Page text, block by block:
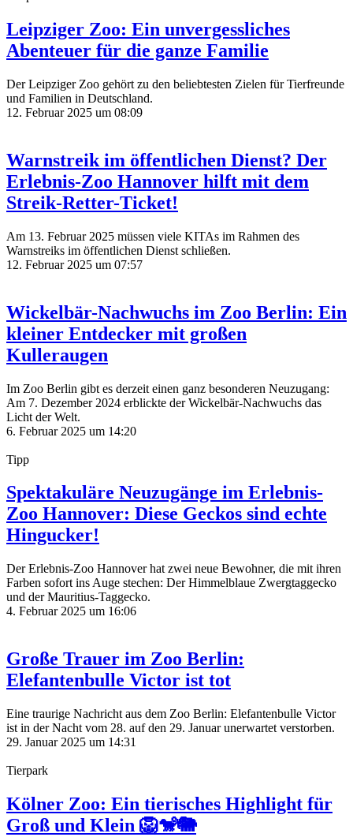
Leipziger Zoo: Ein unvergessliches
Abenteuer für die ganze Familie
Der Leipziger Zoo gehört zu den beliebtesten Zielen für Tierfreunde
und Familien in Deutschland.
12. Februar 2025 um 08:09
Warnstreik im öffentlichen Dienst? Der
Erlebnis-Zoo Hannover hilft mit dem
Streik-Retter-Ticket!
Am 13. Februar 2025 müssen viele KITAs im Rahmen des
Warnstreiks im öffentlichen Dienst schließen.
12. Februar 2025 um 07:57
Wickelbär-Nachwuchs im Zoo Berlin: Ein
kleiner Entdecker mit großen
Kulleraugen
Im Zoo Berlin gibt es derzeit einen ganz besonderen Neuzugang:
Am 7. Dezember 2024 erblickte der Wickelbär-Nachwuchs das
Licht der Welt.
6. Februar 2025 um 14:20
Tipp
Spektakuläre Neuzugänge im Erlebnis-
Zoo Hannover: Diese Geckos sind echte
Hingucker!
Der Erlebnis-Zoo Hannover hat zwei neue Bewohner, die mit ihren
Farben sofort ins Auge stechen: Der Himmelblaue Zwergtaggecko
und der Mauritius-Taggecko.
4. Februar 2025 um 16:06
Große Trauer im Zoo Berlin:
Elefantenbulle Victor ist tot
Eine traurige Nachricht aus dem Zoo Berlin: Elefantenbulle Victor
ist in der Nacht vom 28. auf den 29. Januar unerwartet verstorben.
29. Januar 2025 um 14:31
Tierpark
Kölner Zoo: Ein tierisches Highlight für
Groß und Klein 🦁🐒🐘